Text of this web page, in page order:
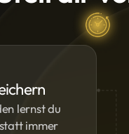
lernst du
immer